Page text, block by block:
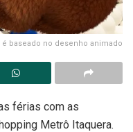
é baseado no desenho animado
férias com as
Metrô Itaquera.